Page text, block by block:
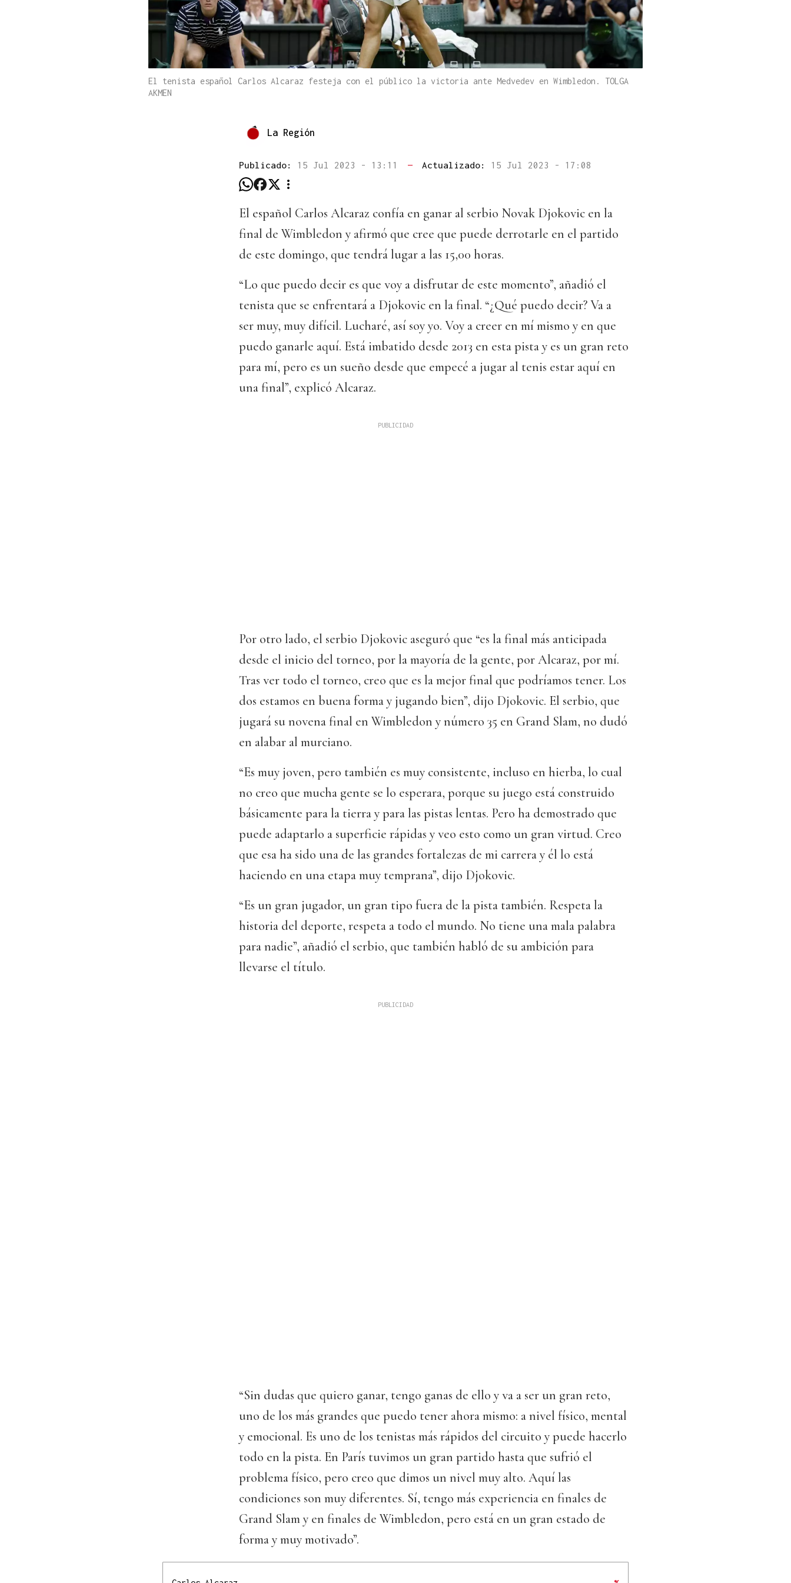
El tenista español Carlos Alcaraz festeja con el público la victoria ante Medvedev en Wimbledon. TOLGA
AKMEN
La Región
Publicado: 15 Jul 2023 - 13:11 — Actualizado: 15 Jul 2023 - 17:08
El español Carlos Alcaraz confía en ganar al serbio Novak Djokovic en la
final de Wimbledon y afirmó que cree que puede derrotarle en el partido
de este domingo, que tendrá lugar a las 15,00 horas.
“Lo que puedo decir es que voy a disfrutar de este momento”, añadió el
tenista que se enfrentará a Djokovic en la final. “¿Qué puedo decir? Va a
ser muy, muy difícil. Lucharé, así soy yo. Voy a creer en mí mismo y en que
puedo ganarle aquí. Está imbatido desde 2013 en esta pista y es un gran reto
para mí, pero es un sueño desde que empecé a jugar al tenis estar aquí en
una final”, explicó Alcaraz.
Por otro lado, el serbio Djokovic aseguró que “es la final más anticipada
desde el inicio del torneo, por la mayoría de la gente, por Alcaraz, por mí.
Tras ver todo el torneo, creo que es la mejor final que podríamos tener. Los
dos estamos en buena forma y jugando bien”, dijo Djokovic. El serbio, que
jugará su novena final en Wimbledon y número 35 en Grand Slam, no dudó
en alabar al murciano.
“Es muy joven, pero también es muy consistente, incluso en hierba, lo cual
no creo que mucha gente se lo esperara, porque su juego está construido
básicamente para la tierra y para las pistas lentas. Pero ha demostrado que
puede adaptarlo a superficie rápidas y veo esto como un gran virtud. Creo
que esa ha sido una de las grandes fortalezas de mi carrera y él lo está
haciendo en una etapa muy temprana”, dijo Djokovic.
“Es un gran jugador, un gran tipo fuera de la pista también. Respeta la
historia del deporte, respeta a todo el mundo. No tiene una mala palabra
para nadie”, añadió el serbio, que también habló de su ambición para
llevarse el título.
“Sin dudas que quiero ganar, tengo ganas de ello y va a ser un gran reto,
uno de los más grandes que puedo tener ahora mismo: a nivel físico, mental
y emocional. Es uno de los tenistas más rápidos del circuito y puede hacerlo
todo en la pista. En París tuvimos un gran partido hasta que sufrió el
problema físico, pero creo que dimos un nivel muy alto. Aquí las
condiciones son muy diferentes. Sí, tengo más experiencia en finales de
Grand Slam y en finales de Wimbledon, pero está en un gran estado de
forma y muy motivado”.